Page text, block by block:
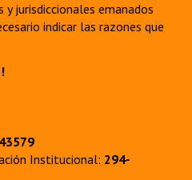
jurisdiccionales emanados
indicar las razones que
Institucional: 294-